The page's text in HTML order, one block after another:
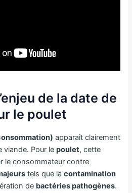
de la date de
le poulet
apparaît clairement
viande. Pour lepoulet, cette
le consommateur contre
tels que lacontamination
de bactéries pathogènes.